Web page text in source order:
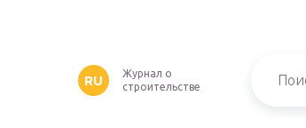
RU
Журнал о
строительстве